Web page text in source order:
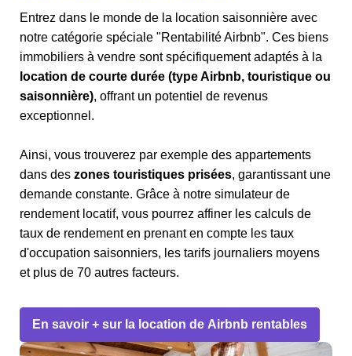
Entrez dans le monde de la location saisonnière avec
notre catégorie spéciale "Rentabilité Airbnb". Ces biens
immobiliers à vendre sont spécifiquement adaptés à la
location de courte durée (type Airbnb, touristique ou
saisonnière), offrant un potentiel de revenus
exceptionnel.
Ainsi, vous trouverez par exemple des appartements
dans des zones touristiques prisées, garantissant une
demande constante. Grâce à notre simulateur de
rendement locatif, vous pourrez affiner les calculs de
taux de rendement en prenant en compte les taux
d'occupation saisonniers, les tarifs journaliers moyens
et plus de 70 autres facteurs.
En savoir + sur la location de Airbnb rentables